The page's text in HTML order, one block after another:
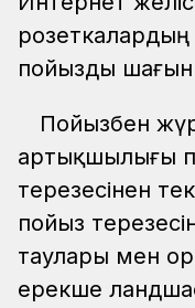
пойызды
Пойызбен
артықшылығы
терезесінен
пойыз
таулары мен
ерекше